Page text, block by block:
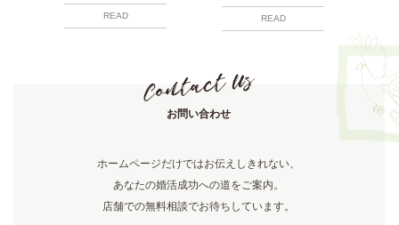
READ READ
お問い合わせ
ホームページだけではお伝えしきれない、
あなたの婚活成功への道をご案内。
店舗での無料相談でお待ちしています。